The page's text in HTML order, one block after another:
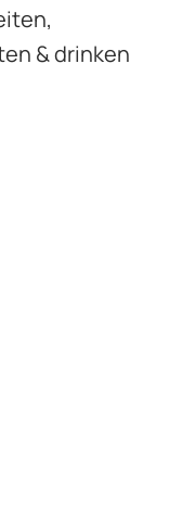
& drinken